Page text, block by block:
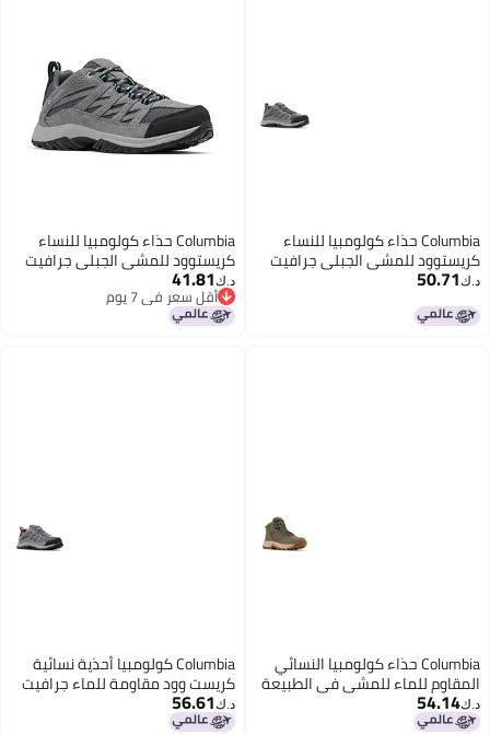
Columbia حذاء كولومبيا للنساء
كريستوود للمشي الجبلي جرافيت
باسيفيك ريم 85
د.ك‏50.71
Columbia حذاء كولومبيا للنساء
كريستوود للمشي الجبلي جرافيت
باسيفيك ريم 9
د.ك‏41.81
أقل سعر في 7 يوم
أقل سعر في 7 يوم
Columbia حذاء كولومبيا النسائي
المقاوم للماء للمشي في الطبيعة
بلون الحجر الأخضر والعسل الخام 6
د.ك‏54.14
Columbia كولومبيا أحذية نسائية
كريست وود مقاومة للماء جرافيت
وايلد إيريس 85
د.ك‏56.61